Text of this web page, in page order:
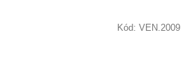
Kód: VEN.2009